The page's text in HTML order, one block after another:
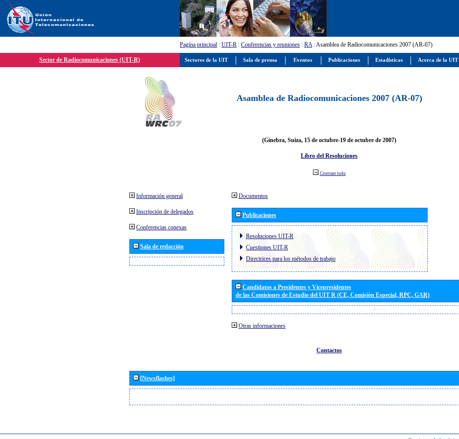
Pagína principal : UIT-R : Conferencias y reuniones : RA: Asamblea de Radiocomunicaciones 2007 (AR-07)
Sector de Radiocomunicaciones (UIT-R)
Asamblea de Radiocomunicaciones 2007 (AR-07)
(Ginebra, Suiza, 15 de octubre-19 de octubre de 2007)
Libro del Resoluciones
Contraer todo
Información general
Inscripción de delegados
Conferencias conexas
Sala de redacción
Documentos
Publicaciones
Resoluciones UIT-R
Cuestiones UIT-R
Directrices para los métodos de trabajo
Candidatos a Presidentes y Vicepresidentes
de las Comisiones de Estudio del UIT R (CE, Comisión Especial, RPC, GAR)
Otras informaciones
Contactos
[Newsflashes]
Sectores de la UIT Sala de prensa Eventos Publicaciones Estadísticas Acerca de la UIT